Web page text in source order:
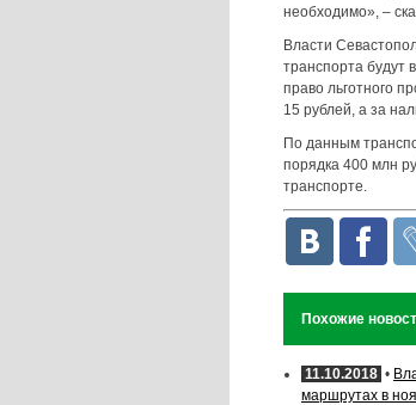
необходимо», –
Власти
транспорта будут
право льготного
15 рублей, а за
По данным
порядка 400 млн
транспорте.
Похожие
11.10.2018 •
маршрутах в